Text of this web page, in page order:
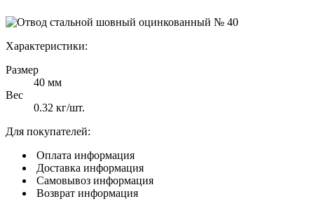
Характеристики:
Размер
40 мм
Вес
0.32 кг/шт.
Для покупателей:
Оплата информация
Доставка информация
Самовывоз информация
Возврат информация